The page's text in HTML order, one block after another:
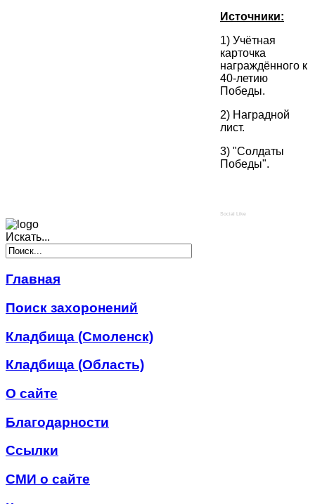
Источники:
1) Учётная
карточка
награждённого к
40-летию
Победы.
2) Наградной
лист.
3) "Солдаты
Победы".
Social Like
Искать...
Главная
Поиск захоронений
Кладбища (Смоленск)
Кладбища (Область)
О сайте
Благодарности
Ссылки
СМИ о сайте